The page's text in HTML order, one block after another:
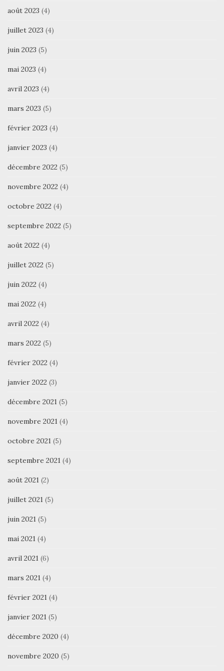
août 2023 (4)
juillet 2023 (4)
juin 2023 (5)
mai 2023 (4)
avril 2023 (4)
mars 2023 (5)
février 2023 (4)
janvier 2023 (4)
décembre 2022 (5)
novembre 2022 (4)
octobre 2022 (4)
septembre 2022 (5)
août 2022 (4)
juillet 2022 (5)
juin 2022 (4)
mai 2022 (4)
avril 2022 (4)
mars 2022 (5)
février 2022 (4)
janvier 2022 (3)
décembre 2021 (5)
novembre 2021 (4)
octobre 2021 (5)
septembre 2021 (4)
août 2021 (2)
juillet 2021 (5)
juin 2021 (5)
mai 2021 (4)
avril 2021 (6)
mars 2021 (4)
février 2021 (4)
janvier 2021 (5)
décembre 2020 (4)
novembre 2020 (5)